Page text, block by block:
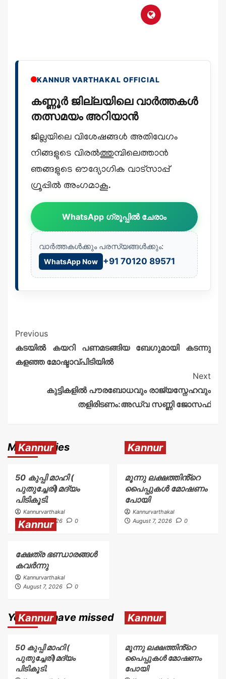
KANNUR VARTHAKAL OFFICIAL
കണ്ണൂർ ജില്ലയിലെ വാർത്തകൾ
തത്സമയം അറിയാൻ
ജില്ലയിലെ വിശേഷങ്ങൾ അതിവേഗം
നിങ്ങളുടെ വിരൽത്തുമ്പിലെത്താൻ
ഞങ്ങളുടെ ഔദ്യോഗിക വാട്സാപ്പ്
ഗ്രൂപ്പിൽ അംഗമാകൂ.
WhatsApp ഗ്രൂപ്പിൽ ചേരാം
വാർത്തകൾക്കും പരസ്യങ്ങൾക്കും:
WhatsApp Now +91 70120 89571
Previous
കടയിൽ കയറി പണമടങ്ങിയ ബേഗുമായി കടന്നു
കളഞ്ഞ മോഷ്ടാവ്പിടിയിൽ
Next
കുട്ടികളിൽ പൗരബോധവും രാജ്യസ്നേഹവും
തളിരിടണം:അഡ്വ സണ്ണി ജോസഫ്
More Stories
Kannur
50 കുപ്പി മാഹി (
പുതുച്ചേരി)മദ്യം
പിടികൂടി.
Kannurvarthakal
August 7, 2026
0
Kannur
മൂന്നു ലക്ഷത്തിൻ്റെ
പൈപ്പുകൾ മോഷണം
പോയി
Kannurvarthakal
August 7, 2026
0
Kannur
ക്ഷേത്ര ഭണ്ഡാരങ്ങൾ
കവർന്നു
Kannurvarthakal
August 7, 2026
0
You may have missed
Kannur
50 കുപ്പി മാഹി (
പുതുച്ചേരി)മദ്യം
പിടികൂടി.
Kannur
മൂന്നു ലക്ഷത്തിൻ്റെ
പൈപ്പുകൾ മോഷണം
പോയി